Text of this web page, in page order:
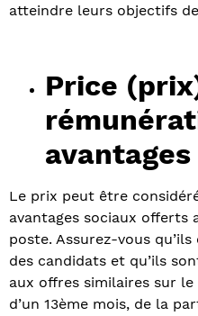
atteindre leurs objectifs
Price
avantages
Le prix peut être
avantages sociaux offerts
poste. Assurez-vous
des candidats et qu’ils
aux offres similaires sur
d’un 13ème mois, de la